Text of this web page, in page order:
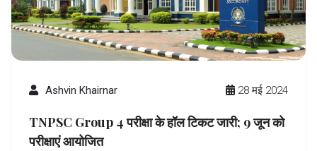
Ashvin Khairnar 28 मई 2024
TNPSC Group 4 परीक्षा के हॉल टिकट जारी; 9 जून को
परीक्षाएं आयोजित